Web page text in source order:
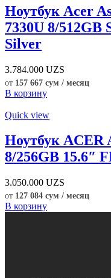
Ноутбук Acer
7330U 8/512GB
Silver
3.784.000 UZS
от 157 667 сум / месяц
В корзину
Quick view
Ноутбук ACER
8/256GB 15.6″
3.050.000 UZS
от 127 084 сум / месяц
В корзину